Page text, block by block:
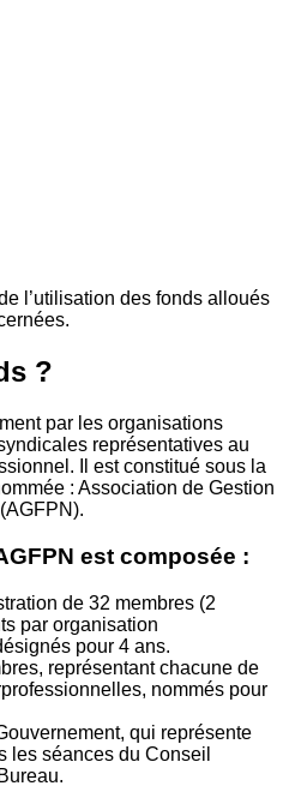
l’utilisation des fonds alloués
?
par les organisations
représentatives au
Il est constitué sous la
: Association de Gestion
est composée :
de 32 membres (2
par organisation
pour 4 ans.
représentant chacune de
nommés pour
qui représente
les séances du Conseil